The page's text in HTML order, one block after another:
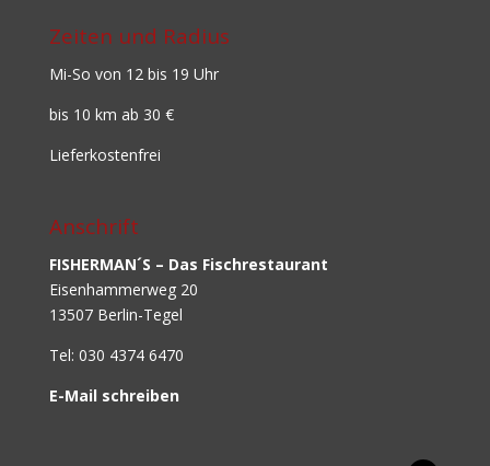
Zeiten und Radius
Mi-So von 12 bis 19 Uhr
bis 10 km ab 30 €
Lieferkostenfrei
Anschrift
FISHERMAN´S – Das Fischrestaurant
Eisenhammerweg 20
13507 Berlin-Tegel
Tel: 030 4374 6470
E-Mail schreiben